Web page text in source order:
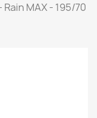
MAX - 195/70